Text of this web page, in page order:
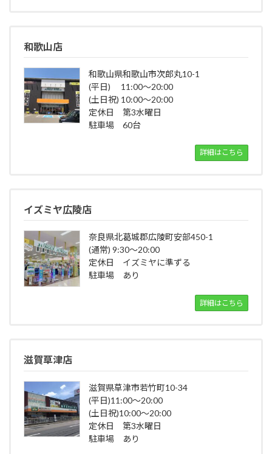
和歌山店
和歌山県和歌山市次郎丸10-1
(平日) 11:00～20:00
(土日祝) 10:00～20:00
定休日 第3水曜日
駐車場 60台
詳細はこちら
イズミヤ広陵店
奈良県北葛城郡広陵町安部450-1
(通常) 9:30～20:00
定休日 イズミヤに準ずる
駐車場 あり
詳細はこちら
滋賀草津店
滋賀県草津市若竹町10-34
(平日)11:00～20:00
(土日祝)10:00～20:00
定休日 第3水曜日
駐車場 あり